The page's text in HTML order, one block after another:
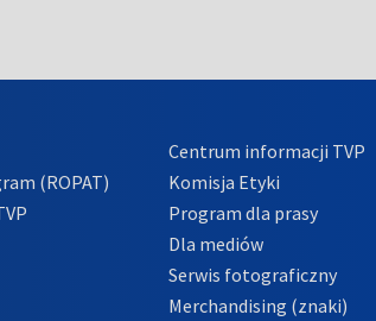
(ROPAT)
Centrum informacji TVP
Komisja Etyki
Program dla prasy
Dla mediów
Serwis fotograficzny
Merchandising (znaki)